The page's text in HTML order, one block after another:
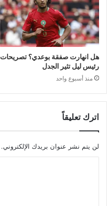
هل انهارت صفقة بوعدي؟ تصريحات
رئيس ليل تثير الجدل
منذ أسبوع واحد
اترك تعليقاً
لن يتم نشر عنوان بريدك الإلكتروني.